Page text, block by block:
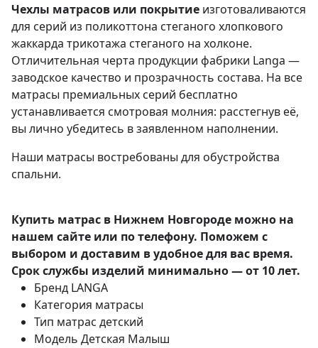
Чехлы матрасов или покрытие изготоваливаются
для серий из поликоттона стеганого хлопкового
жаккарда трикотажа стеганого на холконе.
Отличительная черта продукции фабрики Langa —
заводское качество и прозрачность состава. На все
матрасы премиальных серий бесплатно
устанавливается смотровая молния: расстегнув её,
вы лично убедитесь в заявленном наполнении.
Наши матрасы востребованы для обустройства
спальни.
Купить матрас в Нижнем Новгороде можно на
нашем сайте или по телефону. Поможем с
выбором и доставим в удобное для вас время.
Срок службы изделий минимально — от 10 лет.
Бренд LANGA
Категория матрасы
Тип матрас детский
Модель Детская Малыш